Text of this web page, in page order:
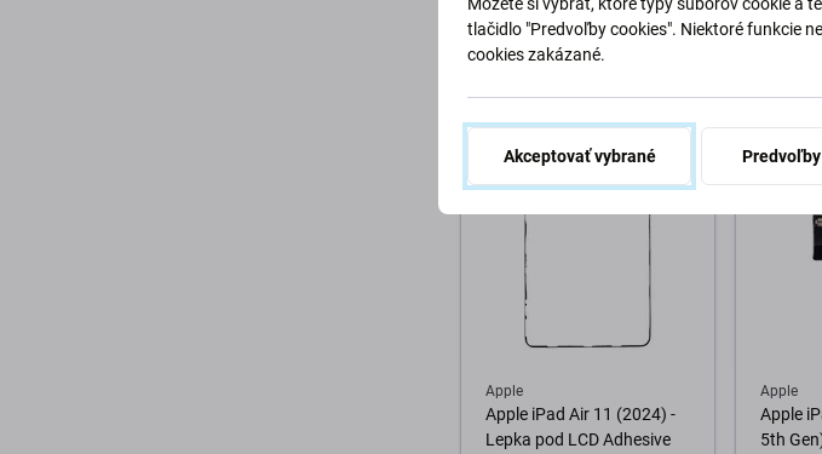
13,98 €
Do košíka
2,48 €
Apple
Apple iPad Air 11 (2024) -
Lepka pod LCD Adhesive
Apple
Apple
5th
Môžete si vybrať, ktoré typy súborov cookie a
tlačidlo "Predvoľby cookies". Niektoré funkcie
cookies zakázané.
Akceptovať vybrané